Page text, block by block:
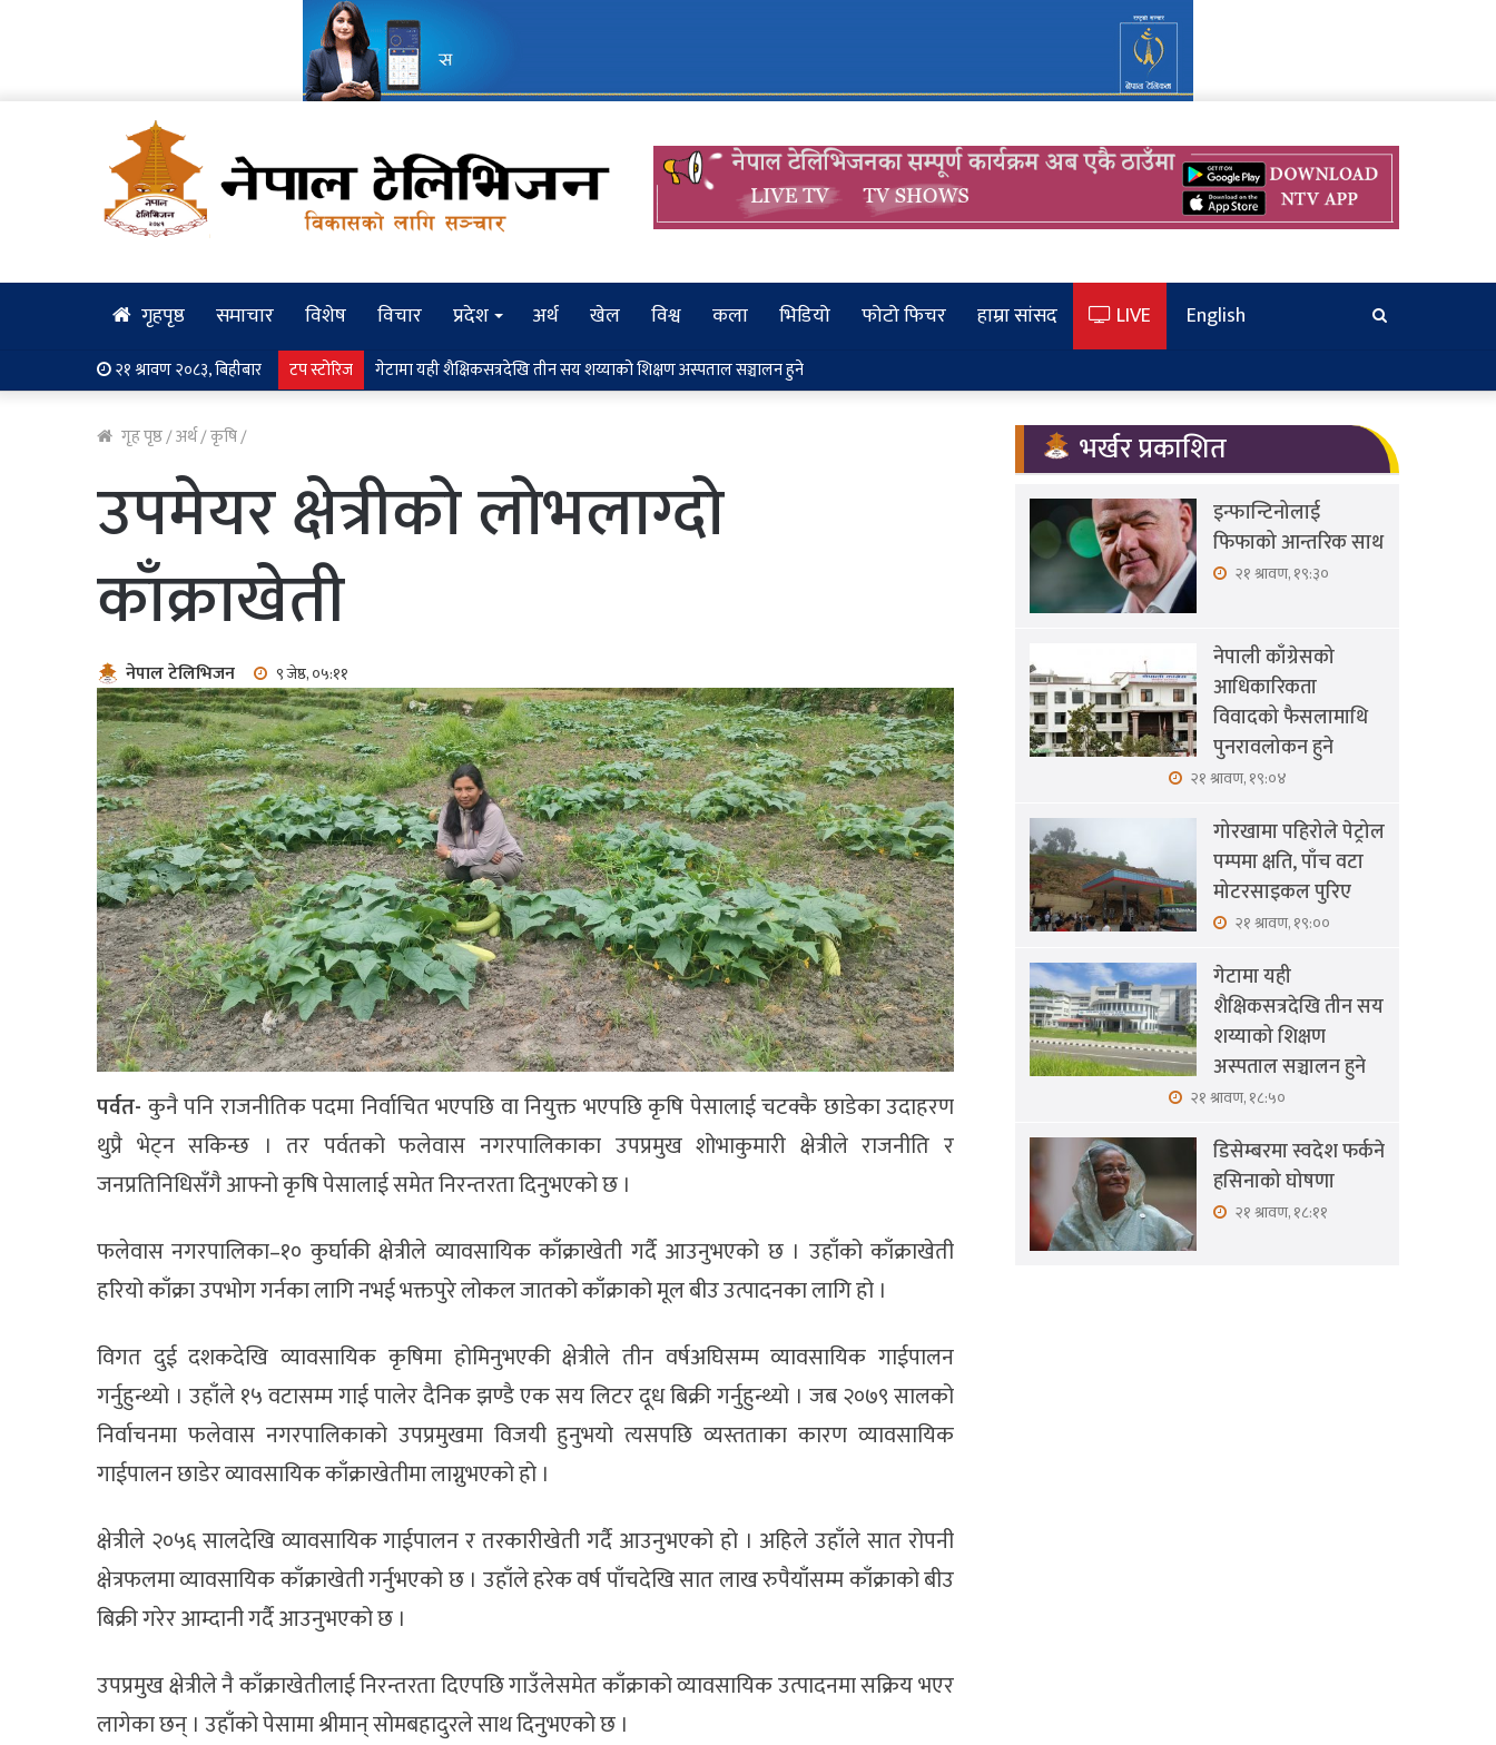
गृहपृष्ठ समाचार विशेष विचार प्रदेश अर्थ खेल विश्व कला भिडियो फोटो फिचर हाम्रा सांसद LIVE English
२१ श्रावण २०८३, बिहीबार टप स्टोरिज मनसुनजन्य विपद् पूर्वतयारीको प्रगति नियमित पेस गर्न निर्देशन
गृह पृष्ठ/अर्थ/कृषि/
उपमेयर क्षेत्रीको लोभलाग्दो
काँक्राखेती
नेपाल टेलिभिजन ९ जेष्ठ, ०५:११
पर्वत- कुनै पनि राजनीतिक पदमा निर्वाचित भएपछि वा नियुक्त भएपछि कृषि पेसालाई चटक्कै छाडेका उदाहरण
थुप्रै भेट्न सकिन्छ । तर पर्वतको फलेवास नगरपालिकाका उपप्रमुख शोभाकुमारी क्षेत्रीले राजनीति र
जनप्रतिनिधिसँगै आफ्नो कृषि पेसालाई समेत निरन्तरता दिनुभएको छ ।
फलेवास नगरपालिका–१० कुर्घाकी क्षेत्रीले व्यावसायिक काँक्राखेती गर्दै आउनुभएको छ । उहाँको काँक्राखेती
हरियो काँक्रा उपभोग गर्नका लागि नभई भक्तपुरे लोकल जातको काँक्राको मूल बीउ उत्पादनका लागि हो ।
विगत दुई दशकदेखि व्यावसायिक कृषिमा होमिनुभएकी क्षेत्रीले तीन वर्षअघिसम्म व्यावसायिक गाईपालन
गर्नुहुन्थ्यो । उहाँले १५ वटासम्म गाई पालेर दैनिक झण्डै एक सय लिटर दूध बिक्री गर्नुहुन्थ्यो । जब २०७९ सालको
निर्वाचनमा फलेवास नगरपालिकाको उपप्रमुखमा विजयी हुनुभयो त्यसपछि व्यस्तताका कारण व्यावसायिक
गाईपालन छाडेर व्यावसायिक काँक्राखेतीमा लाग्नुभएको हो ।
क्षेत्रीले २०५६ सालदेखि व्यावसायिक गाईपालन र तरकारीखेती गर्दै आउनुभएको हो । अहिले उहाँले सात रोपनी
क्षेत्रफलमा व्यावसायिक काँक्राखेती गर्नुभएको छ । उहाँले हरेक वर्ष पाँचदेखि सात लाख रुपैयाँसम्म काँक्राको बीउ
बिक्री गरेर आम्दानी गर्दै आउनुभएको छ ।
उपप्रमुख क्षेत्रीले नै काँक्राखेतीलाई निरन्तरता दिएपछि गाउँलेसमेत काँक्राको व्यावसायिक उत्पादनमा सक्रिय भएर
लागेका छन् । उहाँको पेसामा श्रीमान् सोमबहादुरले साथ दिनुभएको छ ।
भर्खर प्रकाशित
इन्फान्टिनोलाई
फिफाको आन्तरिक साथ
२१ श्रावण, १९:३०
नेपाली काँग्रेसको
आधिकारिकता
विवादको फैसलामाथि
पुनरावलोकन हुने
२१ श्रावण, १९:०४
गोरखामा पहिरोले पेट्रोल
पम्पमा क्षति, पाँच वटा
मोटरसाइकल पुरिए
२१ श्रावण, १९:००
गेटामा यही
शैक्षिकसत्रदेखि तीन सय
शय्याको शिक्षण
अस्पताल सञ्चालन हुने
२१ श्रावण, १८:५०
डिसेम्बरमा स्वदेश फर्कने
हसिनाको घोषणा
२१ श्रावण, १८:११